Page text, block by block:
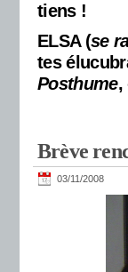
tiens !
ELSA (se
tes
Posthume,
Brève
03/11/2008